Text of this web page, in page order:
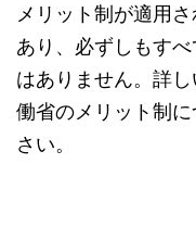
メリット制が適用
あり、必ずしもす
はありません。詳
働省のメリット制
さい。